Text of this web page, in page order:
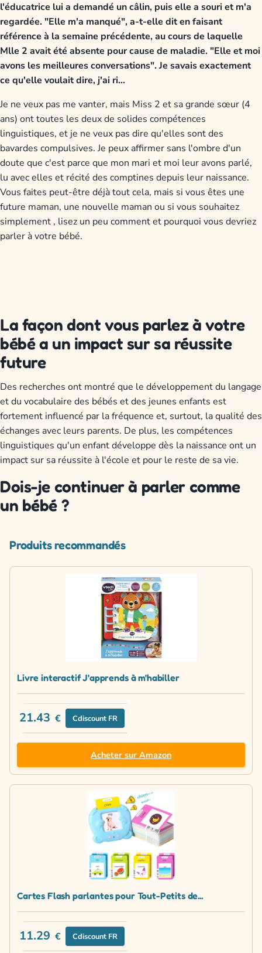
l'éducatrice lui a demandé un câlin, puis elle a souri et m'a
regardée. "Elle m'a manqué", a-t-elle dit en faisant
référence à la semaine précédente, au cours de laquelle
Mlle 2 avait été absente pour cause de maladie. "Elle et moi
avons les meilleures conversations". Je savais exactement
ce qu'elle voulait dire, j'ai ri...
Je ne veux pas me vanter, mais Miss 2 et sa grande sœur (4
ans) ont toutes les deux de solides compétences
linguistiques, et je ne veux pas dire qu'elles sont des
bavardes compulsives. Je peux affirmer sans l'ombre d'un
doute que c'est parce que mon mari et moi leur avons parlé,
lu avec elles et récité des comptines depuis leur naissance.
Vous faites peut-être déjà tout cela, mais si vous êtes une
future maman, une nouvelle maman ou si vous souhaitez
simplement , lisez un peu comment et pourquoi vous devriez
parler à votre bébé.
La façon dont vous parlez à votre
bébé a un impact sur sa réussite
future
Des recherches ont montré que le développement du langage
et du vocabulaire des bébés et des jeunes enfants est
fortement influencé par la fréquence et, surtout, la qualité des
échanges avec leurs parents. De plus, les compétences
linguistiques qu'un enfant développe dès la naissance ont un
impact sur sa réussite à l'école et pour le reste de sa vie.
Dois-je continuer à parler comme
un bébé ?
Produits recommandés
Livre interactif J'apprends à m'habiller
21.43 € Cdiscount FR
Acheter sur Amazon
Cartes Flash parlantes pour Tout-Petits de...
11.29 € Cdiscount FR